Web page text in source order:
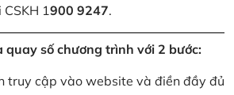
1900 9247.
số chương trình với 2 bước:
truy cập vào website và điền đầy đủ